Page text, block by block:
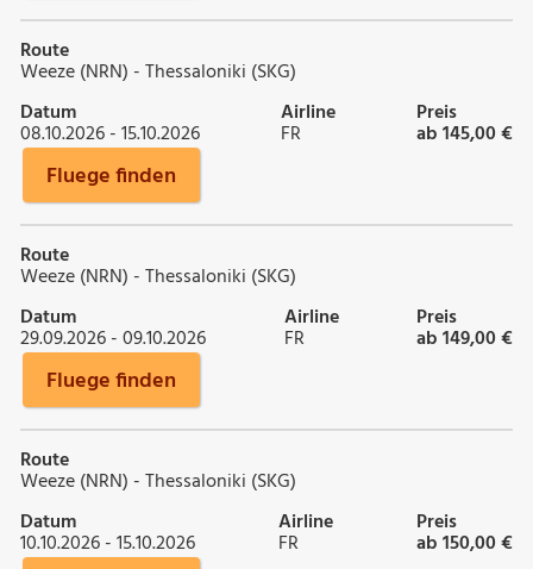
Route
Weeze (NRN) - Thessaloniki (SKG)
Datum
08.10.2026 - 15.10.2026
Airline
FR
Preis
ab 145,00 €
Fluege finden
Route
Weeze (NRN) - Thessaloniki (SKG)
Datum
29.09.2026 - 09.10.2026
Airline
FR
Preis
ab 149,00 €
Fluege finden
Route
Weeze (NRN) - Thessaloniki (SKG)
Datum
10.10.2026 - 15.10.2026
Airline
FR
Preis
ab 150,00 €